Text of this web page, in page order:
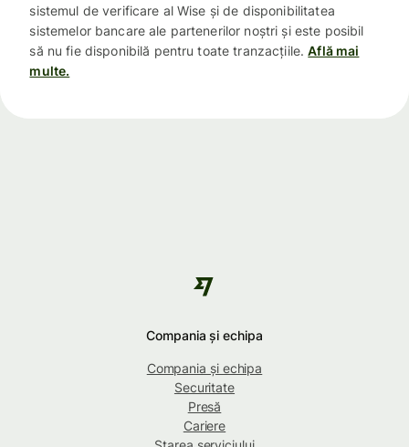
sistemul de verificare al Wise și de disponibilitatea
sistemelor bancare ale partenerilor noștri și este posibil
să nu fie disponibilă pentru toate tranzacțiile. Află mai
multe.
Compania și echipa
Compania și echipa
Securitate
Presă
Cariere